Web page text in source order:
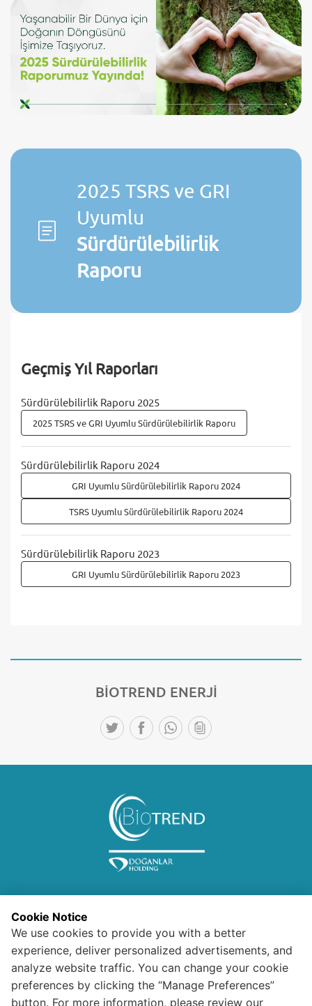
2025 TSRS ve GRI
Uyumlu
Sürdürülebilirlik
Raporu
Geçmiş Yıl Raporları
Sürdürülebilirlik Raporu 2025
2025 TSRS ve GRI Uyumlu Sürdürülebilirlik Raporu
Sürdürülebilirlik Raporu 2024
GRI Uyumlu Sürdürülebilirlik Raporu 2024
TSRS Uyumlu Sürdürülebilirlik Raporu 2024
Sürdürülebilirlik Raporu 2023
GRI Uyumlu Sürdürülebilirlik Raporu 2023
BİOTREND ENERJİ
Bilgi Toplumu Hizmetleri
Ziyaretçi Aydınlatma Metni
Cookie Notice
We use cookies to provide you with a better
experience, deliver personalized advertisements, and
analyze website traffic. You can change your cookie
preferences by clicking the “Manage Preferences”
button. For more information, please review our